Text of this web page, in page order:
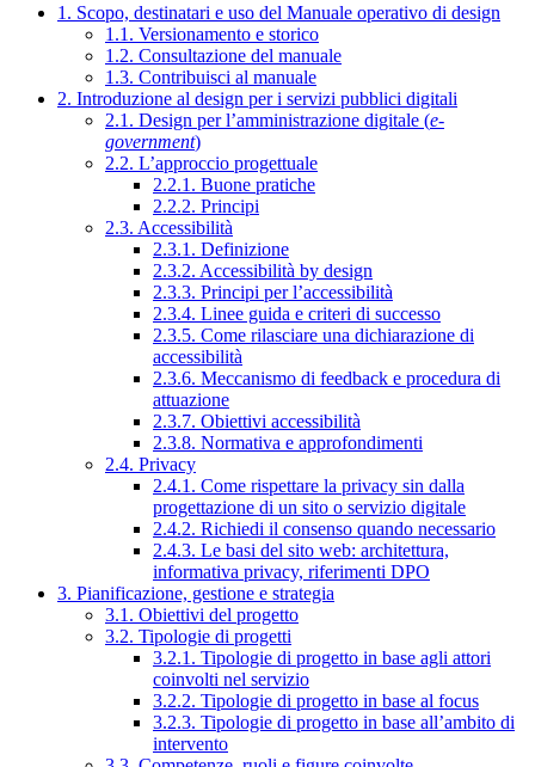
1. Scopo, destinatari e uso del Manuale operativo di design
1.1. Versionamento e storico
1.2. Consultazione del manuale
1.3. Contribuisci al manuale
2. Introduzione al design per i servizi pubblici digitali
2.1. Design per l’amministrazione digitale (e-
government)
2.2. L’approccio progettuale
2.2.1. Buone pratiche
2.2.2. Principi
2.3. Accessibilità
2.3.1. Definizione
2.3.2. Accessibilità by design
2.3.3. Principi per l’accessibilità
2.3.4. Linee guida e criteri di successo
2.3.5. Come rilasciare una dichiarazione di
accessibilità
2.3.6. Meccanismo di feedback e procedura di
attuazione
2.3.7. Obiettivi accessibilità
2.3.8. Normativa e approfondimenti
2.4. Privacy
2.4.1. Come rispettare la privacy sin dalla
progettazione di un sito o servizio digitale
2.4.2. Richiedi il consenso quando necessario
2.4.3. Le basi del sito web: architettura,
informativa privacy, riferimenti DPO
3. Pianificazione, gestione e strategia
3.1. Obiettivi del progetto
3.2. Tipologie di progetti
3.2.1. Tipologie di progetto in base agli attori
coinvolti nel servizio
3.2.2. Tipologie di progetto in base al focus
3.2.3. Tipologie di progetto in base all’ambito di
intervento